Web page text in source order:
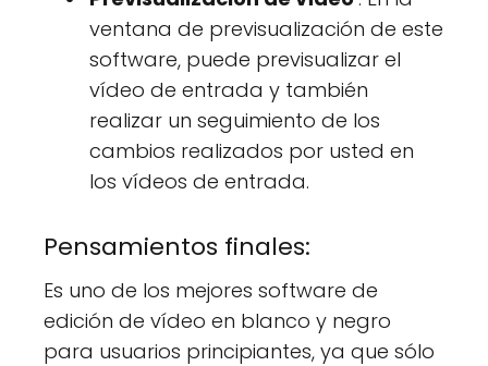
ventana de previsualización de este
software, puede previsualizar el
vídeo de entrada y también
realizar un seguimiento de los
cambios realizados por usted en
los vídeos de entrada.
Pensamientos finales:
Es uno de los mejores software de
edición de vídeo en blanco y negro
para usuarios principiantes, ya que sólo